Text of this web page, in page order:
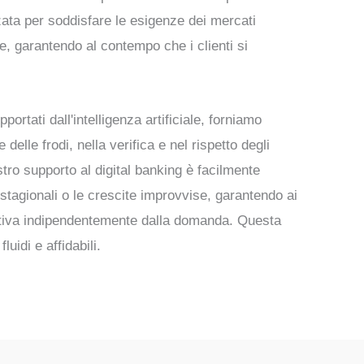
per soddisfare le esigenze dei mercati
garantendo al contempo che i clienti si
dall'intelligenza artificiale, forniamo
delle frodi, nella verifica e nel rispetto degli
supporto al digital banking è facilmente
o le crescite improvvise, garantendo ai
indipendentemente dalla domanda. Questa
e affidabili.